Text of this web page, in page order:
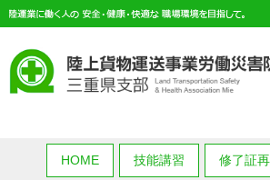
HOME 技能講習 修了証